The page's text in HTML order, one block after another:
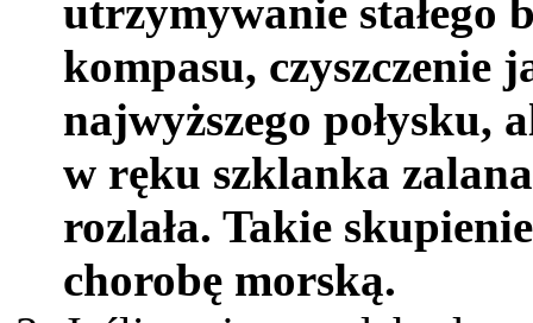
utrzymywanie stałego
kompasu, czyszczenie
najwyższego połysku,
w ręku szklanka
rozlała. Takie
chorobę morską.